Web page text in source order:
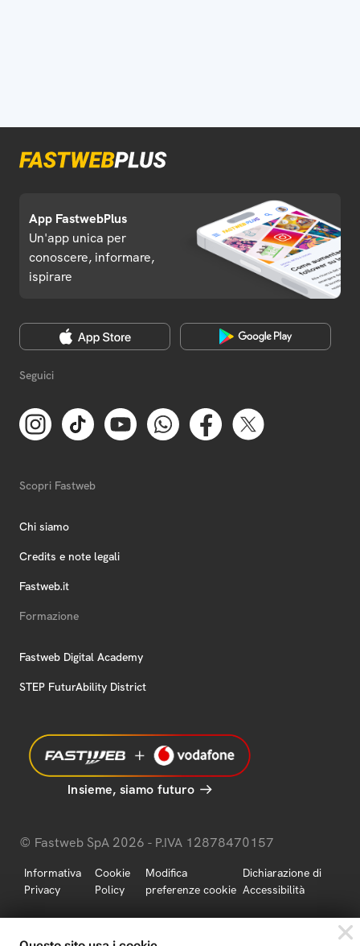
App FastwebPlus
Un'app unica per
conoscere, informare,
ispirare
Seguici
Scopri Fastweb
Chi siamo
Credits e note legali
Fastweb.it
Formazione
Fastweb Digital Academy
STEP FuturAbility District
Insieme, siamo futuro
© Fastweb SpA 2026 - P.IVA 12878470157
Informativa
Privacy
Cookie
Policy
Modifica
preferenze cookie
Dichiarazione di
Accessibilità